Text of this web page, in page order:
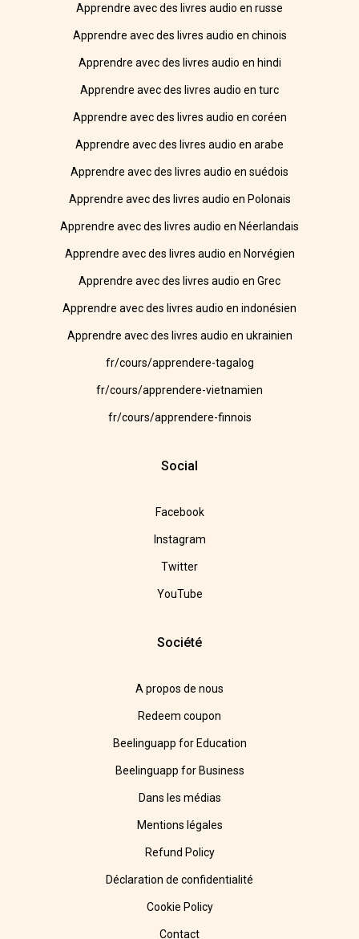
Apprendre avec des livres audio en russe
Apprendre avec des livres audio en chinois
Apprendre avec des livres audio en hindi
Apprendre avec des livres audio en turc
Apprendre avec des livres audio en coréen
Apprendre avec des livres audio en arabe
Apprendre avec des livres audio en suédois
Apprendre avec des livres audio en Polonais
Apprendre avec des livres audio en Néerlandais
Apprendre avec des livres audio en Norvégien
Apprendre avec des livres audio en Grec
Apprendre avec des livres audio en indonésien
Apprendre avec des livres audio en ukrainien
fr/cours/apprendere-tagalog
fr/cours/apprendere-vietnamien
fr/cours/apprendere-finnois
Social
Facebook
Instagram
Twitter
YouTube
Société
A propos de nous
Redeem coupon
Beelinguapp for Education
Beelinguapp for Business
Dans les médias
Mentions légales
Refund Policy
Déclaration de confidentialité
Cookie Policy
Contact